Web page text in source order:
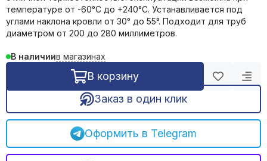
Обогреватели инфракрасные
Обогреватели масляные
Тепловые пушки
Тепловентиляторы электрические
Терморегуляторы
Сушилки для рук
температуре от -60°C до +240°C. Устанавливается под
углами наклона кровли от 30° до 55°. Подходит для труб
диаметром от 200 до 280 миллиметров.
В наличии в магазинах
В корзину
Оформить в Telegram
Заказ в один клик